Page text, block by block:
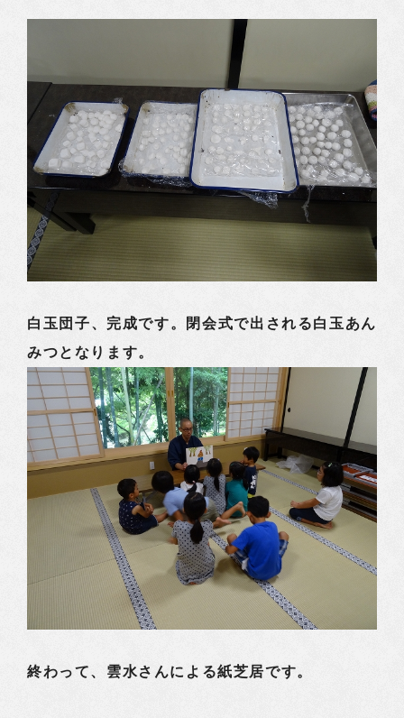
白玉団子、完成です。閉会式で出される白玉あん
みつとなります。
終わって、雲水さんによる紙芝居です。